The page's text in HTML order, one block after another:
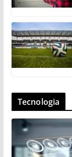
Tecnologia